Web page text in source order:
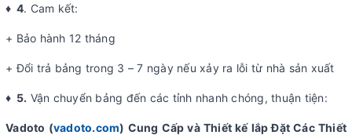
♦ 4. Cam kết:
+ Bảo hành 12 tháng
+ Đổi trả bảng trong 3 – 7 ngày nếu xảy ra lỗi từ nhà sản xuất
♦ 5. Vận chuyển bảng đến các tỉnh nhanh chóng, thuận tiện:
Vadoto (vadoto.com) Cung Cấp và Thiết kế lắp Đặt Các Thiết